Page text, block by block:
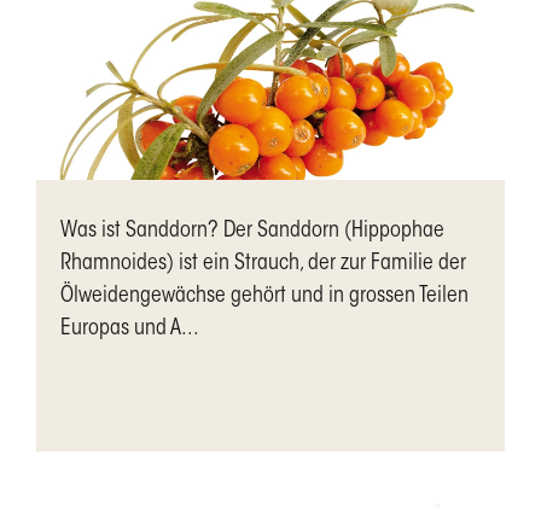
Was ist Sanddorn? Der Sanddorn (Hippophae
Rhamnoides) ist ein Strauch, der zur Familie der
Ölweidengewächse gehört und in grossen Teilen
Europas und A...